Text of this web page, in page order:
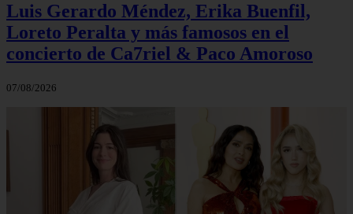
Luis Gerardo Méndez, Erika Buenfil,
Loreto Peralta y más famosos en el
concierto de Ca7riel & Paco Amoroso
07/08/2026